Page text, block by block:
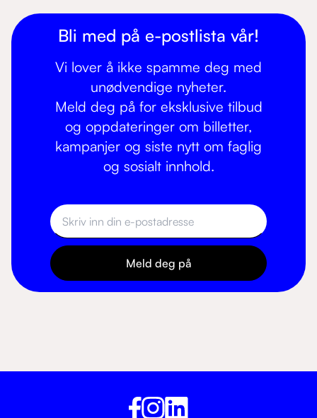
Bli med på e-postlista vår!
Vi lover å ikke spamme deg med
unødvendige nyheter.
Meld deg på for eksklusive tilbud
og oppdateringer om billetter,
kampanjer og siste nytt om faglig
og sosialt innhold.
Meld deg på